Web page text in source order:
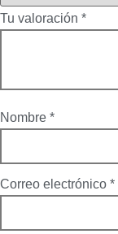
Tu valoración *
Nombre *
Correo electrónico *